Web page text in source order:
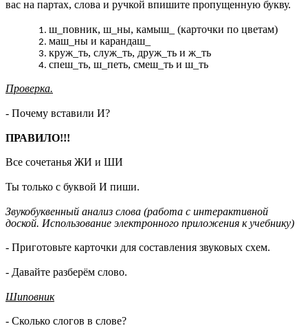
вас на партах, слова и ручкой впишите пропущенную букву.
ш_повник, ш_ны, камыш_ (карточки по цветам)
маш_ны и карандаш_
круж_ть, служ_ть, друж_ть и ж_ть
спеш_ть, ш_петь, смеш_ть и ш_ть
Проверка.
- Почему вставили И?
ПРАВИЛО!!!
Все сочетанья ЖИ и ШИ
Ты только с буквой И пиши.
Звукобуквенный анализ слова (работа с интерактивной
доской. Использование электронного приложения к учебнику)
- Приготовьте карточки для составления звуковых схем.
- Давайте разберём слово.
Шиповник
- Сколько слогов в слове?